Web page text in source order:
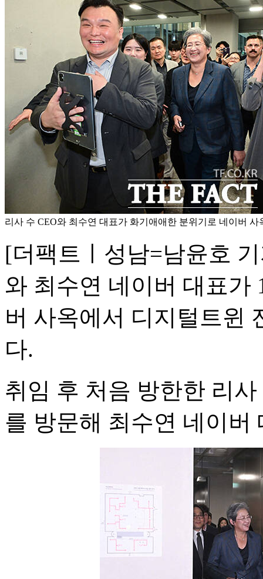
리사 수 CEO와 최수연 대표가 화기애애한 분위기로 네이버 사
[더팩트ㅣ성남=남윤호
와 최수연 네이버 대표가
버 사옥에서 디지털트윈
다.
취임 후 처음 방한한 리
를 방문해 최수연 네이버